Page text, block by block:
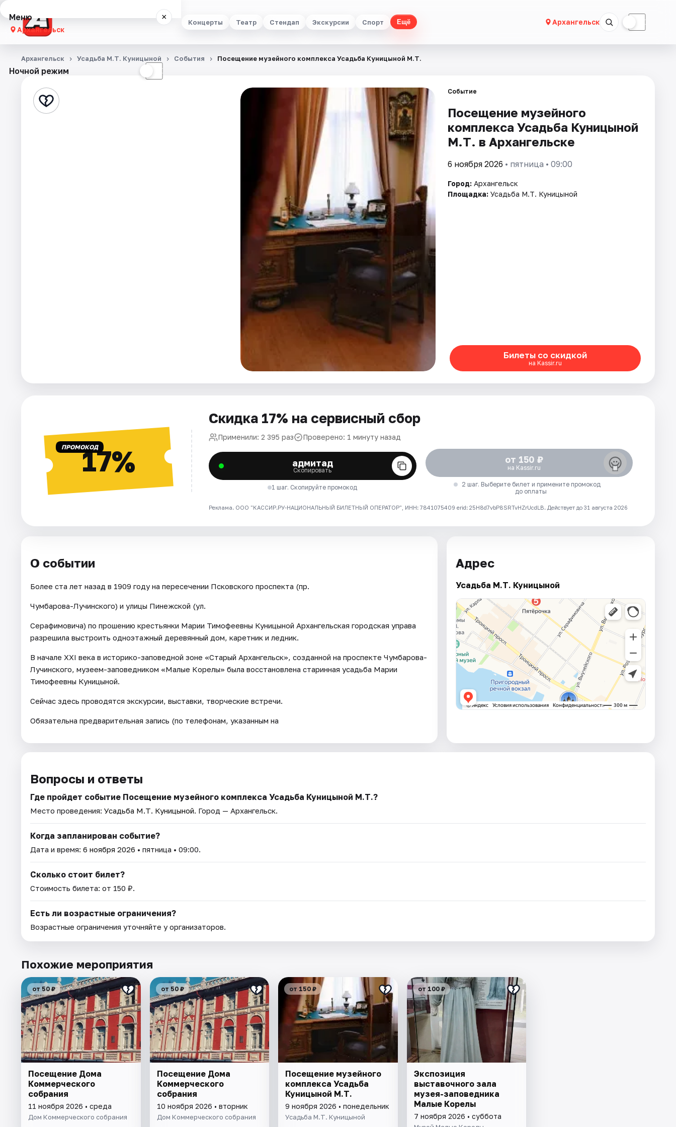
Концерты Театр Стендап Экскурсии Спорт Ещё Архангельск ☾
Меню ×
Архангельск
Концерты
Стендап
Ночной режим ☾
Архангельск Усадьба М.Т. Куницыной События Посещение музейного комплекса Усадьба Куницыной М.Т.
Событие
Посещение музейного
комплекса Усадьба Куницыной
М.Т. в Архангельске
6 ноября 2026 • пятница • 09:00
Город: Архангельск
Площадка: Усадьба М.Т. Куницыной
Билеты со скидкой
на Kassir.ru
ПРОМОКОД17%
Скидка 17% на сервисный сбор
Применили: 2 395 раз Проверено: 1 минуту назад
адмитад
Скопировать
1 шаг. Скопируйте промокод
от 150 ₽
на Kassir.ru
2 шаг. Выберите билет и примените промокод
до оплаты
Реклама. ООО "КАССИР.РУ-НАЦИОНАЛЬНЫЙ БИЛЕТНЫЙ ОПЕРАТОР", ИНН: 7841075409 erid: 25H8d7vbP8SRTvHZrUcdLB. Действует до 31 августа 2026
О событии
Более ста лет назад в 1909 году на пересечении Псковского проспекта (пр.
Чумбарова-Лучинского) и улицы Пинежской (ул.
Серафимовича) по прошению крестьянки Марии Тимофеевны Куницыной Архангельская городская управа
разрешила выстроить одноэтажный деревянный дом, каретник и ледник.
В начале ХХI века в историко-заповедной зоне «Старый Архангельск», созданной на проспекте Чумбарова-
Лучинского, музеем-заповедником «Малые Корелы» была восстановлена старинная усадьба Марии
Тимофеевны Куницыной.
Сейчас здесь проводятся экскурсии, выставки, творческие встречи.
Обязательна предварительная запись (по телефонам, указанным на
Адрес
Усадьба М.Т. Куницыной
Вопросы и ответы
Где пройдет событие Посещение музейного комплекса Усадьба Куницыной М.Т.?
Место проведения: Усадьба М.Т. Куницыной. Город — Архангельск.
Когда запланирован событие?
Дата и время: 6 ноября 2026 • пятница • 09:00.
Сколько стоит билет?
Стоимость билета: от 150 ₽.
Есть ли возрастные ограничения?
Возрастные ограничения уточняйте у организаторов.
Похожие мероприятия
от 50 ₽
Посещение Дома
Коммерческого
собрания
11 ноября 2026 • среда
Дом Коммерческого собрания
от 50 ₽
Посещение Дома
Коммерческого
собрания
10 ноября 2026 • вторник
Дом Коммерческого собрания
от 150 ₽
Посещение музейного
комплекса Усадьба
Куницыной М.Т.
9 ноября 2026 • понедельник
Усадьба М.Т. Куницыной
от 100 ₽
Экспозиция
выставочного зала
музея-заповедника
Малые Корелы
7 ноября 2026 • суббота